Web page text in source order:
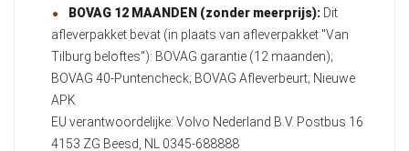
BOVAG 12 MAANDEN (zonder meerprijs): Dit
afleverpakket bevat (in plaats van afleverpakket "Van
Tilburg beloftes"): BOVAG garantie (12 maanden);
BOVAG 40-Puntencheck; BOVAG Afleverbeurt; Nieuwe
APK
EU verantwoordelijke: Volvo Nederland B.V. Postbus 16
4153 ZG Beesd, NL 0345-688888